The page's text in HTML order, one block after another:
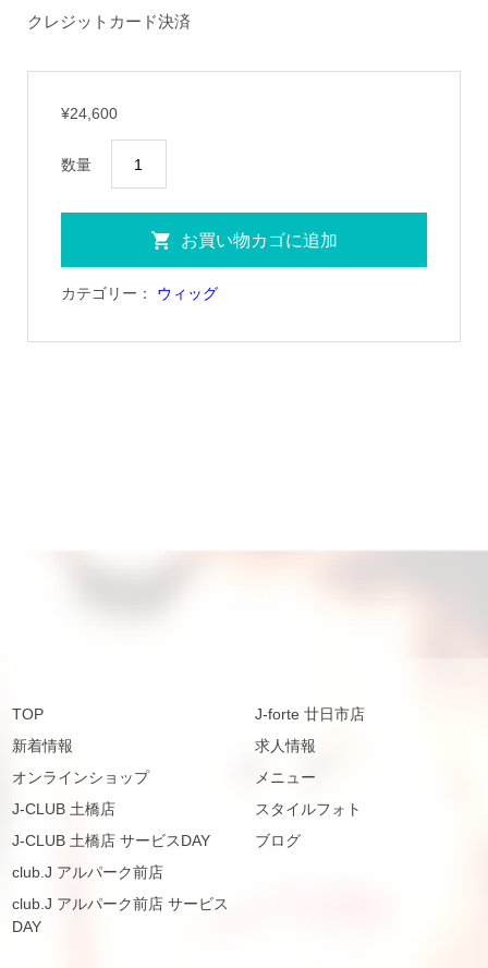
クレジットカード決済
¥24,600
数量
T
シ
個
お買い物カゴに追加
カテゴリー： ウィッグ
TOP
新着情報
オンラインショップ
J-CLUB 土橋店
J-CLUB 土橋店 サービスDAY
club.J アルパーク前店
club.J アルパーク前店 サービス
DAY
J-forte 廿日市店
求人情報
メニュー
スタイルフォト
ブログ